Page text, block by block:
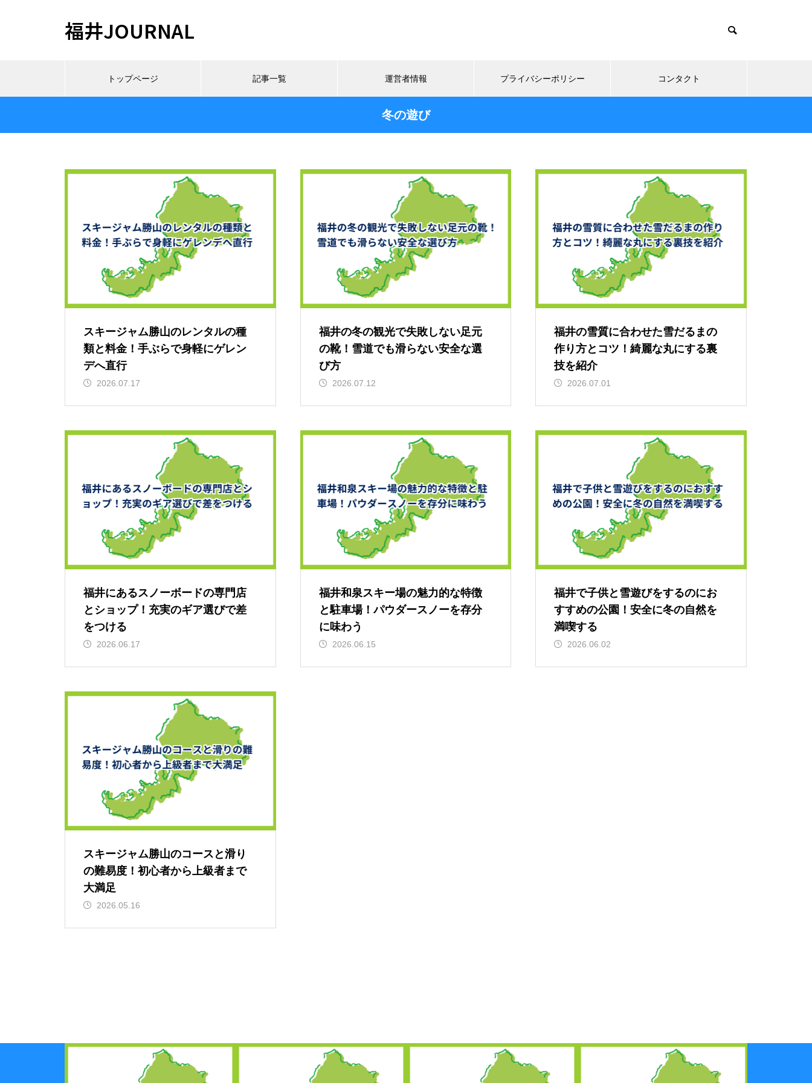
福井JOURNAL
トップページ 記事一覧 運営者情報 プライバシーポリシー コンタクト
冬の遊び
スキージャム勝山のレンタルの種
類と料金！手ぶらで身軽にゲレン
デへ直行
2026.07.17
福井の冬の観光で失敗しない足元
の靴！雪道でも滑らない安全な選
び方
2026.07.12
福井の雪質に合わせた雪だるまの
作り方とコツ！綺麗な丸にする裏
技を紹介
2026.07.01
福井にあるスノーボードの専門店
とショップ！充実のギア選びで差
をつける
2026.06.17
福井和泉スキー場の魅力的な特徴
と駐車場！パウダースノーを存分
に味わう
2026.06.15
福井で子供と雪遊びをするのにお
すすめの公園！安全に冬の自然を
満喫する
2026.06.02
スキージャム勝山のコースと滑り
の難易度！初心者から上級者まで
大満足
2026.05.16